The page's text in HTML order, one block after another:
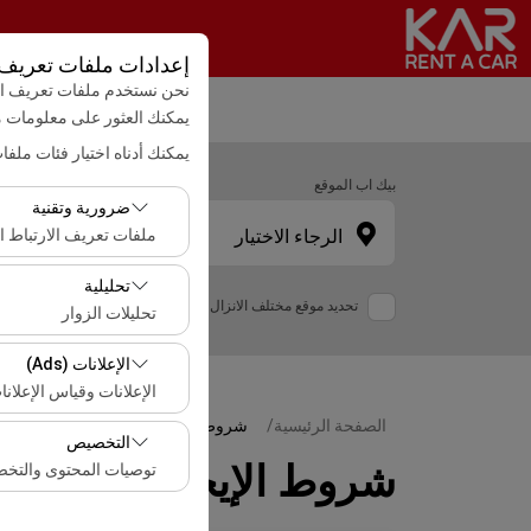
إعدادات ملفات تعريف
نحن نستخدم ملفات تعريف
يمكنك العثور على
يمكنك أدناه اختيار فئات
ضرورية وتقنية
ملفات تعريف الارتباط
تعد ملفات تعريف
تحليلية
تحليلات الزوار
تتيح لنا ملفات تعريف
هذه البيانات لقياس
الإعلانات (Ads)
الإعلانات وقياس
تتيح لنا ملفات تعريف
معدل النقر).
التخصيص
توصيات المحتوى
بيك اب الموقع
الرجاء الاختيار
تحديد موقع مختلف الانزال
الصفحة الرئيسية شروط الإيجار العامة
شروط الإيجار العامة